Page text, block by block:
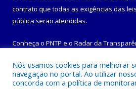
contrato que todas as exigências das
pública serão atendidas.
Conheça o PNTP e o Radar da
Nós usamos cookies para melhorar
navegação no portal. Ao utilizar
concorda com a política de